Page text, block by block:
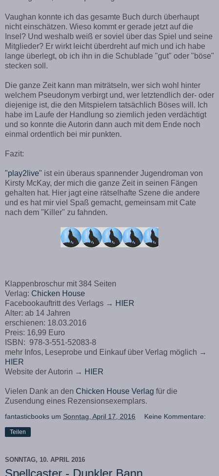
Vaughan konnte ich das gesamte Buch durch überhaupt
nicht einschätzen. Wieso kommt er gerade jetzt auf die
Insel? Und weshalb weiß er soviel über das Spiel und seine
Mitglieder? Er wirkt leicht überdreht auf mich und ich habe
lange überlegt, ob ich ihn in die Schublade "gut" oder "böse"
stecken soll.
Die ganze Zeit kann man miträtseln, wer sich wohl hinter
welchem Pseudonym verbirgt und, wer letztendlich der- oder
diejenige ist, die den Mitspielern tatsächlich Böses will. Ich
habe im Laufe der Handlung so ziemlich jeden verdächtigt
und so konnte die Autorin dann auch mit dem Ende noch
einmal ordentlich bei mir punkten.
Fazit:
"play2live" ist ein überaus spannender Jugendroman von
Kirsty McKay, der mich die ganze Zeit in seinen Fängen
gehalten hat. Hier jagt eine rätselhafte Szene die andere
und es hat mir viel Spaß gemacht, gemeinsam mit Cate
nach dem "Killer" zu fahnden.
Klappenbroschur mit 384 Seiten
Verlag: Chicken House
Facebookauftritt des Verlags → HIER
Alter: ab 14 Jahren
erschienen: 18.03.2016
Preis: 16,99 Euro
ISBN: 978-3-551-52083-8
mehr Infos, Leseprobe und Einkauf über Verlag möglich →
HIER
Website der Autorin → HIER
Vielen Dank an den Chicken House Verlag für die
Zusendung eines Rezensionsexemplars.
fantasticbooks um Sonntag, April 17, 2016 Keine Kommentare:
Teilen
SONNTAG, 10. APRIL 2016
Spellcaster - Dunkler Bann